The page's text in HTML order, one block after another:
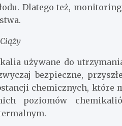
Dlatego też,
używane do
bezpieczne,
chemicznych, które
poziomów